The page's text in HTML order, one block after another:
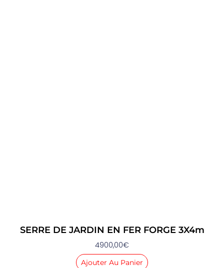
SERRE DE JARDIN EN FER FORGE 3X4m
4900,00€
Ajouter Au Panier